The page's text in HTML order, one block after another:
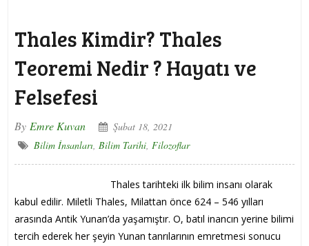
Thales Kimdir? Thales
Teoremi Nedir ? Hayatı ve
Felsefesi
By Emre Kuvan
Şubat 18, 2021
Bilim İnsanları, Bilim Tarihi, Filozoflar
Thales tarihteki ilk bilim insanı olarak
kabul edilir. Miletli Thales, Milattan önce 624 – 546 yılları
arasında Antik Yunan’da yaşamıştır. O, batıl inancın yerine bilimi
tercih ederek her şeyin Yunan tanrılarının emretmesi sonucu